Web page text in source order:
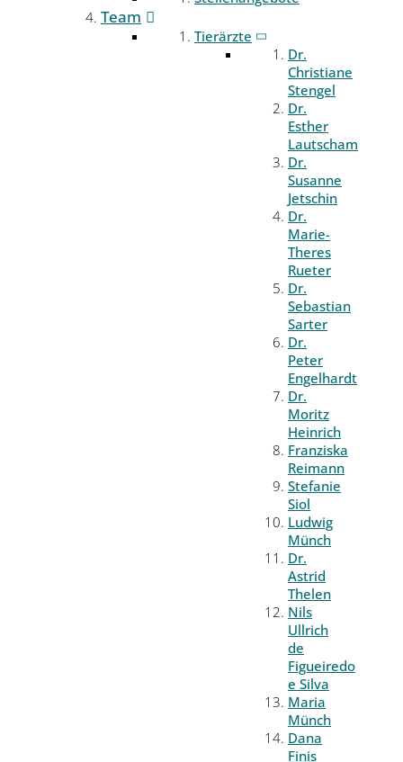
Team
Tierärzte
Dr.
Christiane
Stengel
Dr.
Esther
Lautscham
Dr.
Susanne
Jetschin
Dr.
Marie-
Theres
Rueter
Dr.
Sebastian
Sarter
Dr.
Peter
Engelhardt
Dr.
Moritz
Heinrich
Franziska
Reimann
Stefanie
Siol
Ludwig
Münch
Dr.
Astrid
Thelen
Nils
Ullrich
de
Figueiredo
e Silva
Maria
Münch
Dana
Finis